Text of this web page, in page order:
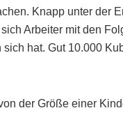
Knapp unter der
Arbeiter mit den
hat. Gut 10.000
der Größe einer